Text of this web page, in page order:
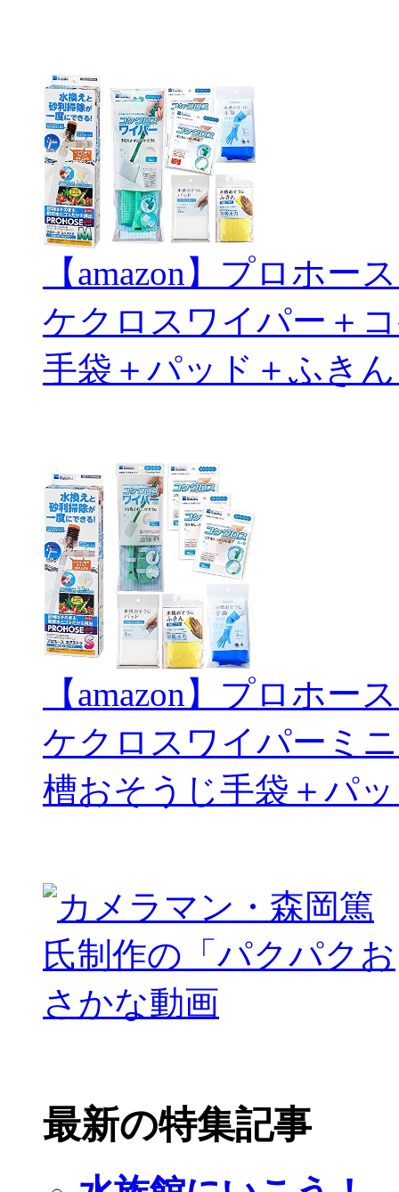
【amazon】プロホ
ケクロスワイパー＋
手袋＋パッド＋ふき
【amazon】プロホー
ケクロスワイパーミ
槽おそうじ手袋＋パ
最新の特集記事